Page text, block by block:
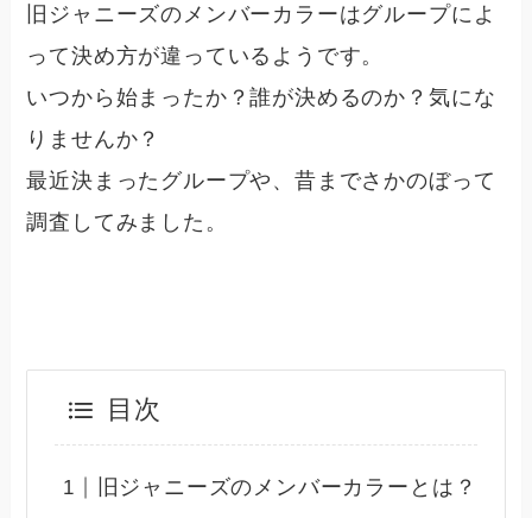
旧ジャニーズのメンバーカラーはグループによ
って決め方が違っているようです。
いつから始まったか？誰が決めるのか？気にな
りませんか？
最近決まったグループや、昔までさかのぼって
調査してみました。
目次
旧ジャニーズのメンバーカラーとは？